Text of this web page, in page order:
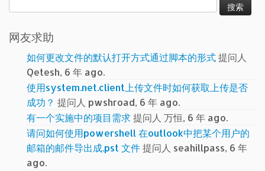
索：
网友求助
如何更改文件的默认打开方式通过脚本的形式提问人
Qetesh, 6 年 ago.
使用system.net.client上传文件时如何获取上传是否
成功？ 提问人 pwshroad, 6 年 ago.
有一个实施中的项目需求提问人 万恒, 6 年 ago.
请问如何使用powershell 在outlook中把某个用户的
邮箱的邮件导出成.pst 文件提问人 seahillpass, 6 年
ago.